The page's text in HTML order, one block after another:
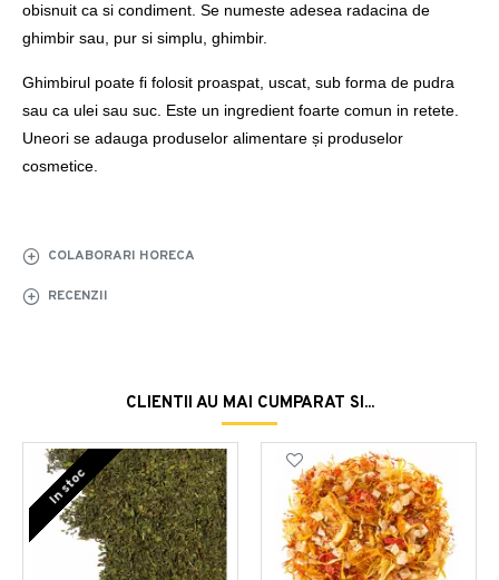
obisnuit ca si condiment. Se numeste adesea radacina de
ghimbir sau, pur si simplu, ghimbir.
Ghimbirul poate fi folosit proaspat, uscat, sub forma de pudra
sau ca ulei sau suc. Este un ingredient foarte comun in retete.
Uneori se adauga produselor alimentare și produselor
cosmetice.
COLABORARI HORECA
RECENZII
CLIENTII AU MAI CUMPARAT SI...
In stoc